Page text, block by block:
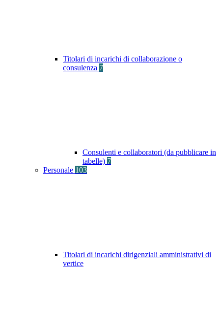
Titolari di incarichi di collaborazione o
consulenza 7
Consulenti e collaboratori (da pubblicare in
tabelle) 7
Personale 103
Titolari di incarichi dirigenziali amministrativi di
vertice